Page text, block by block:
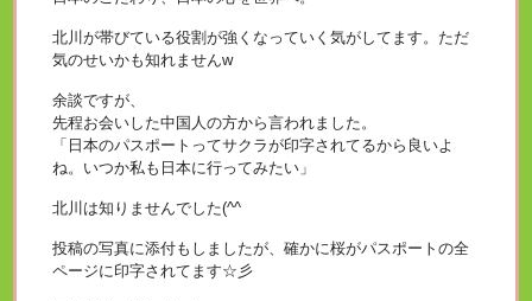
北川が帯びている役割が強くなっていく気がしてます。ただ
気のせいかも知れませんw
余談ですが、
先程お会いした中国人の方から言われました。
「日本のパスポートってサクラが印字されてるから良いよ
ね。いつか私も日本に行ってみたい」
北川は知りませんでした(^^ゞ
投稿の写真に添付もしましたが、確かに桜がパスポートの全
ページに印字されてます☆彡